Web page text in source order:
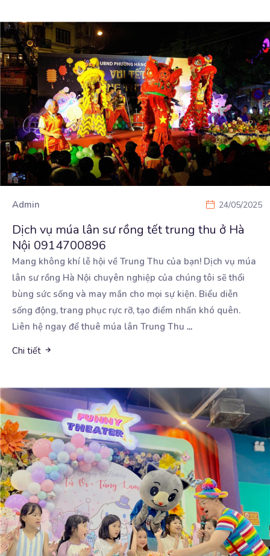
Admin 24/05/2025
Dịch vụ múa lân sư rồng tết trung thu ở Hà
Nội 0914700896
Mang không khí lễ hội về Trung Thu của bạn! Dịch vụ múa
lân sư rồng Hà Nội chuyên nghiệp của chúng tôi sẽ thổi
bùng sức sống và may mắn cho mọi sự kiện. Biểu diễn
sống động, trang phục rực rỡ, tạo điểm nhấn khó quên.
Liên hệ ngay để thuê múa lân Trung Thu ...
Chi tiết